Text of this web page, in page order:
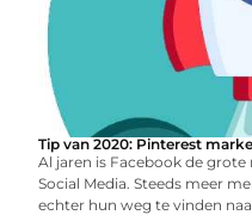
Tip van 2020: Pinterest
Al jaren is Facebook de
Social Media. Steeds meer
echter hun weg te vinden